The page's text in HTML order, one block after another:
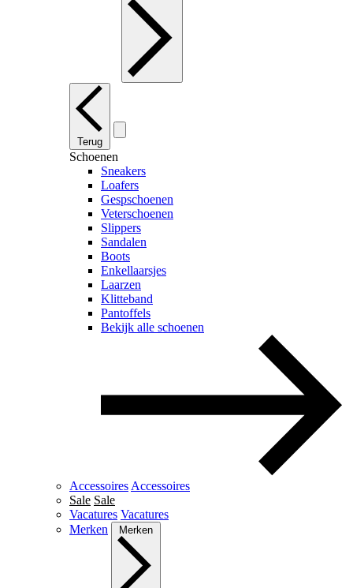
Terug
Schoenen
Sneakers
Loafers
Gespschoenen
Veterschoenen
Slippers
Sandalen
Boots
Enkellaarsjes
Laarzen
Klitteband
Pantoffels
Bekijk alle schoenen
Accessoires Accessoires
Sale Sale
Vacatures Vacatures
Merken
Merken